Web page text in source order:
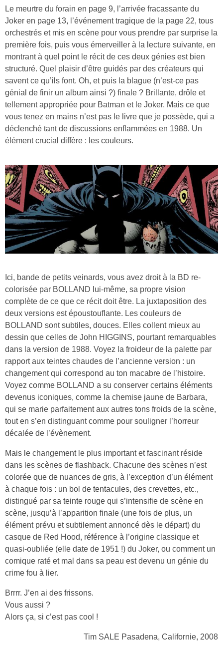
Le meurtre du forain en page 9, l’arrivée fracassante du
Joker en page 13, l’événement tragique de la page 22, tous
orchestrés et mis en scène pour vous prendre par surprise la
première fois, puis vous émerveiller à la lecture suivante, en
montrant à quel point le récit de ces deux génies est bien
structuré. Quel plaisir d’être guidés par des créateurs qui
savent ce qu’ils font. Oh, et puis la blague (n’est-ce pas
génial de finir un album ainsi ?) finale ? Brillante, drôle et
tellement appropriée pour Batman et le Joker. Mais ce que
vous tenez en mains n’est pas le livre que je possède, qui a
déclenché tant de discussions enflammées en 1988. Un
élément crucial diffère : les couleurs.
Ici, bande de petits veinards, vous avez droit à la BD re-
colorisée par BOLLAND lui-même, sa propre vision
complète de ce que ce récit doit être. La juxtaposition des
deux versions est époustouflante. Les couleurs de
BOLLAND sont subtiles, douces. Elles collent mieux au
dessin que celles de John HIGGINS, pourtant remarquables
dans la version de 1988. Voyez la froideur de la palette par
rapport aux teintes chaudes de l’ancienne version : un
changement qui correspond au ton macabre de l’histoire.
Voyez comme BOLLAND a su conserver certains éléments
devenus iconiques, comme la chemise jaune de Barbara,
qui se marie parfaitement aux autres tons froids de la scène,
tout en s’en distinguant comme pour souligner l’horreur
décalée de l’évènement.
Mais le changement le plus important et fascinant réside
dans les scènes de flashback. Chacune des scènes n’est
colorée que de nuances de gris, à l’exception d’un élément
à chaque fois : un bol de tentacules, des crevettes, etc.,
distingué par sa teinte rouge qui s’intensifie de scène en
scène, jusqu’à l’apparition finale (une fois de plus, un
élément prévu et subtilement annoncé dès le départ) du
casque de Red Hood, référence à l’origine classique et
quasi-oubliée (elle date de 1951 !) du Joker, ou comment un
comique raté et mal dans sa peau est devenu un génie du
crime fou à lier.
Brrrr. J’en ai des frissons.
Vous aussi ?
Alors ça, si c’est pas cool !
Tim SALE Pasadena, Californie, 2008